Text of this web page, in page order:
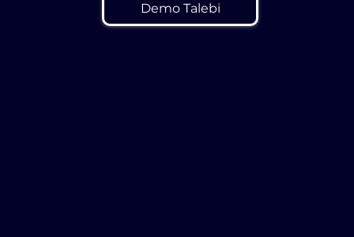
Demo Talebi